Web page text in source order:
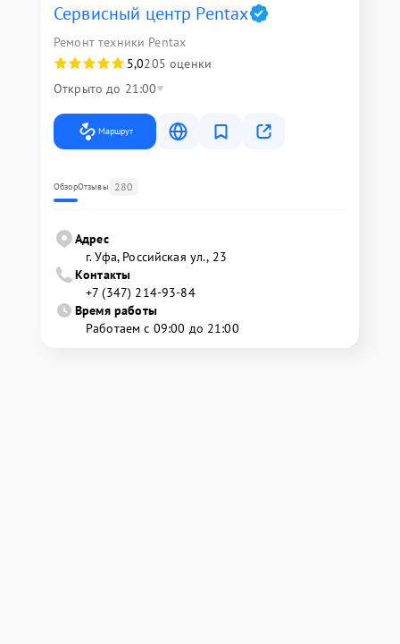
Сервисный центр Pentax
Ремонт техники Pentax
5,0205 оценки
Открыто до 21:00
Маршрут
ОбзорОтзывы 280
Адрес
г. Уфа, Российская ул., 23
Контакты
+7 (347) 214-93-84
Время работы
Работаем с 09:00 до 21:00